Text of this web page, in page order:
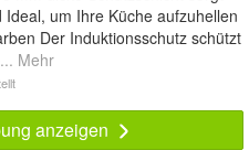
um Ihre Küche aufzuhellen
Der Induktionsschutz schützt
... Mehr
anzeigen